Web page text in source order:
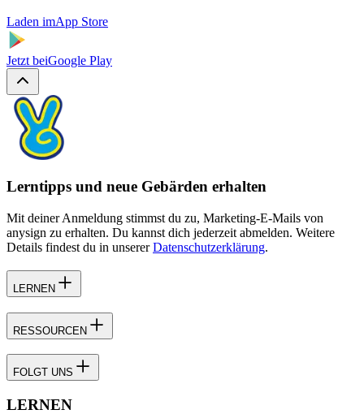
Laden imApp Store
Jetzt beiGoogle Play
Lerntipps und neue Gebärden erhalten
Mit deiner Anmeldung stimmst du zu, Marketing-E-Mails von
anysign zu erhalten. Du kannst dich jederzeit abmelden. Weitere
Details findest du in unserer Datenschutzerklärung.
LERNEN
RESSOURCEN
FOLGT UNS
LERNEN